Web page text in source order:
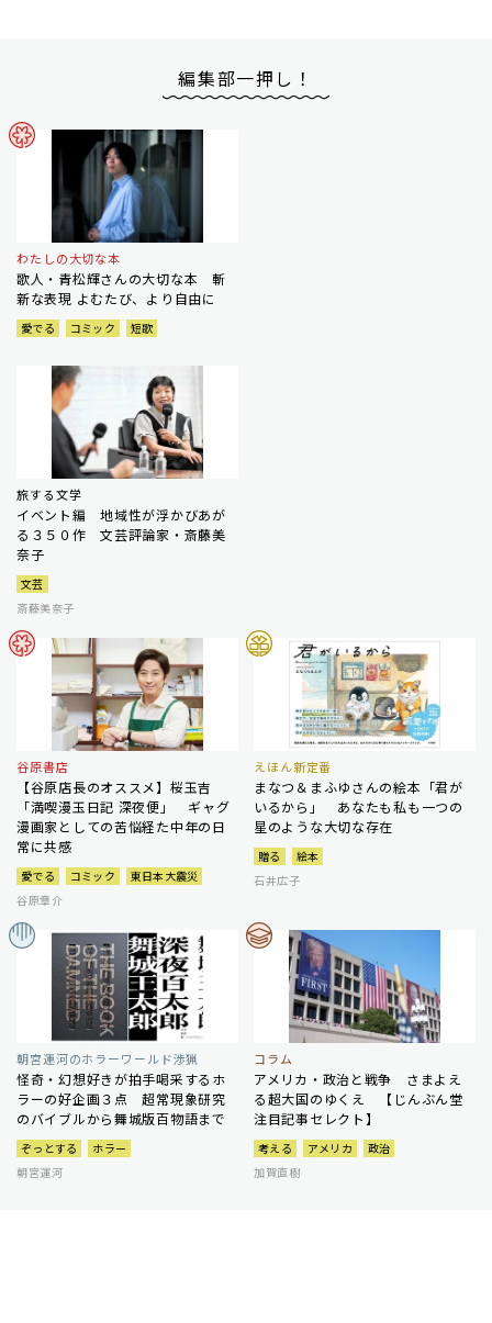
編集部一押し！
わたしの大切な本
歌人・青松輝さんの大切な本 斬
新な表現 よむたび、より自由に
愛でる コミック 短歌
旅する文学
イベント編 地域性が浮かびあが
る３５０作 文芸評論家・斎藤美
奈子
文芸
斎藤美奈子
谷原書店
【谷原店長のオススメ】桜玉吉
「満喫漫玉日記 深夜便」 ギャグ
漫画家としての苦悩経た中年の日
常に共感
愛でる コミック
東日本大震災
谷原章介
えほん新定番
まなつ＆まふゆさんの絵本「君が
いるから」 あなたも私も一つの
星のような大切な存在
贈る
絵本
石井広子
朝宮運河のホラーワールド渉猟
怪奇・幻想好きが拍手喝采するホ
ラーの好企画３点 超常現象研究
のバイブルから舞城版百物語まで
ぞっとする
ホラー
朝宮運河
コラム
アメリカ・政治と戦争 さまよえ
る超大国のゆくえ 【じんぶん堂
注目記事セレクト】
考える アメリカ
政治
加賀直樹